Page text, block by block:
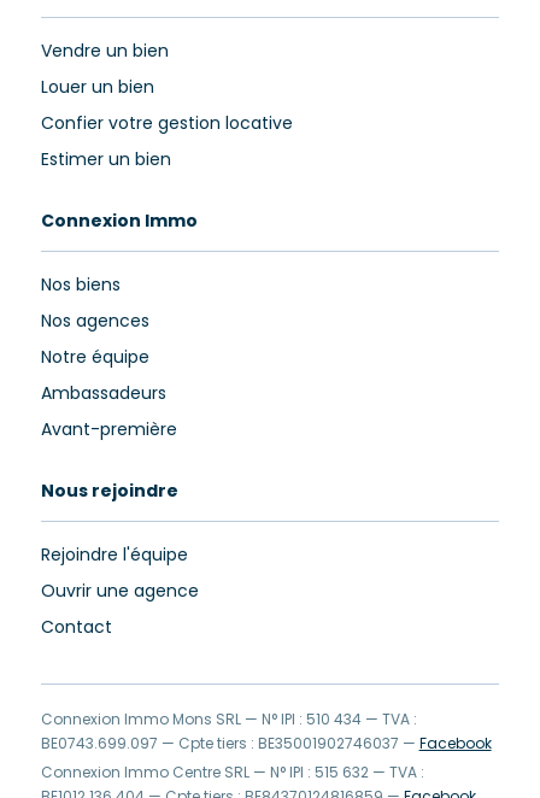
Vendre un bien
Louer un bien
Confier votre gestion locative
Estimer un bien
Connexion Immo
Nos biens
Nos agences
Notre équipe
Ambassadeurs
Avant-première
Nous rejoindre
Rejoindre l'équipe
Ouvrir une agence
Contact
Connexion Immo Mons SRL — N° IPI : 510 434 — TVA :
BE0743.699.097 — Cpte tiers : BE35001902746037 — Facebook
Connexion Immo Centre SRL — N° IPI : 515 632 — TVA :